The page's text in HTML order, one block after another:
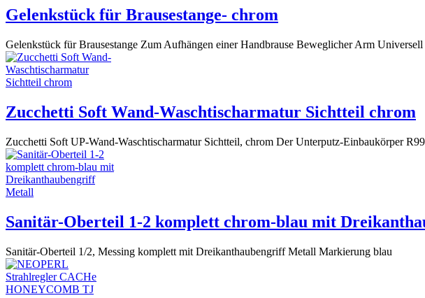
Gelenkstück für Brausestange- chrom
Gelenkstück für Brausestange Zum Aufhängen einer Handbrause Beweglicher Arm
Zucchetti Soft Wand-Waschtischarmatur Sichtteil chrom
Zucchetti Soft UP-Wand-Waschtischarmatur Sichtteil, chrom Der Unterputz-Einbaukörper
Sanitär-Oberteil 1-2 komplett chrom-blau mit
Sanitär-Oberteil 1/2, Messing komplett mit Dreikanthaubengriff Metall Markierung blau